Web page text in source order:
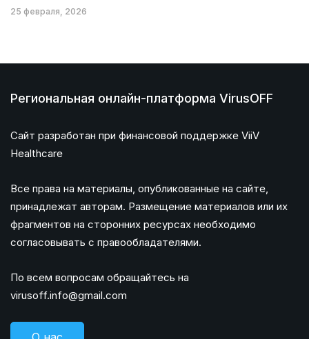
25 февраля, 2026
Региональная онлайн-платформа VirusOFF
Сайт разработан при финансовой поддержке ViiV
Healthcare
Все права на материалы, опубликованные на сайте,
принадлежат авторам. Размещение материалов или их
фрагментов на сторонних ресурсах необходимо
согласовывать с правообладателями.
По всем вопросам обращайтесь на
virusoff.info@gmail.com